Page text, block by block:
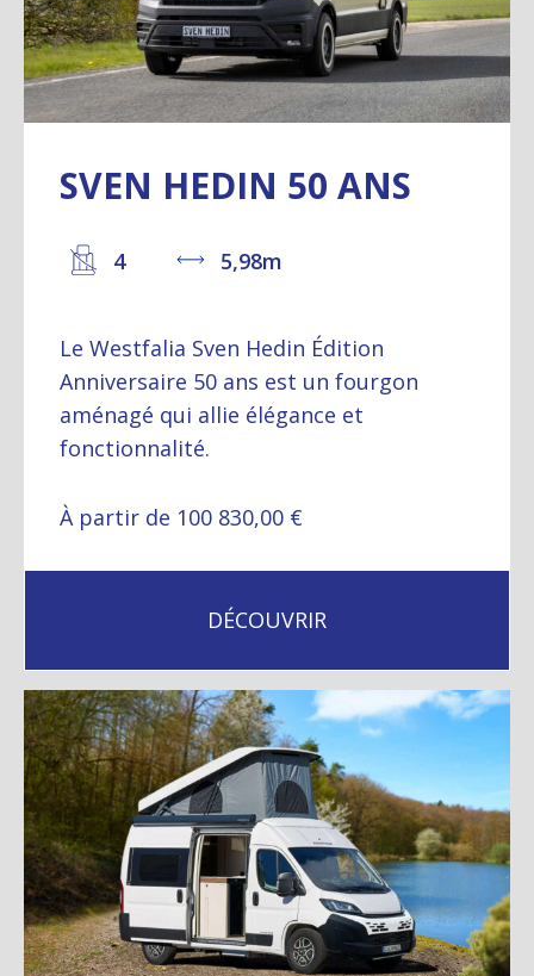
SVEN HEDIN 50 ANS
4 5,98m
Le Westfalia Sven Hedin Édition
Anniversaire 50 ans est un fourgon
aménagé qui allie élégance et
fonctionnalité.
À partir de 100 830,00 €
DÉCOUVRIR